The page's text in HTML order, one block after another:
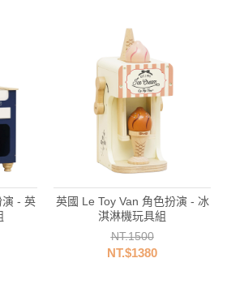
演 - 英
英國 Le Toy Van 角色扮演 - 冰
淇淋機玩具組
NT.1500
NT.$1380